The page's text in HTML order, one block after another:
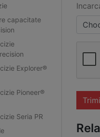
capacitate
Explorer®
Pioneer®
Seria PR